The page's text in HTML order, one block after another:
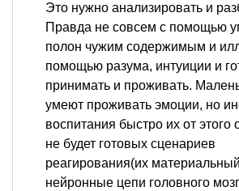
Это нужно анализировать и
Правда не совсем с помощью
полон чужим содержимым и
помощью разума, интуиции и
принимать и проживать.
умеют проживать эмоции, но
воспитания быстро их от этого
не будет готовых сценариев
реагирования(их
нейронные цепи головного